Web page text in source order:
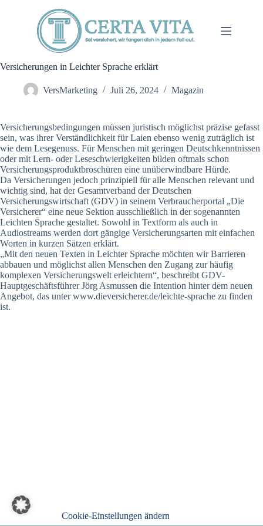
Versicherungen in Leichter Sprache erklärt
VersMarketing Juli 26, 2024 Magazin
Versicherungsbedingungen müssen juristisch möglichst präzise gefasst
sein, was ihrer Verständlichkeit für Laien ebenso wenig zuträglich ist
wie dem Lesegenuss. Für Menschen mit geringen Deutschkenntnissen
oder mit Lern- oder Leseschwierigkeiten bilden oftmals schon
Versicherungsproduktbroschüren eine unüberwindbare Hürde.
Da Versicherungen jedoch prinzipiell für alle Menschen relevant und
wichtig sind, hat der Gesamtverband der Deutschen
Versicherungswirtschaft (GDV) in seinem Verbraucherportal „Die
Versicherer“ eine neue Sektion ausschließlich in der sogenannten
Leichten Sprache gestaltet. Sowohl in Textform als auch in
Audiostreams werden dort gängige Versicherungsarten mit einfachen
Worten in kurzen Sätzen erklärt.
„Mit den neuen Texten in Leichter Sprache möchten wir Barrieren
abbauen und möglichst allen Menschen den Zugang zur häufig
komplexen Versicherungswelt erleichtern“, beschreibt GDV-
Hauptgeschäftsführer Jörg Asmussen die Intention hinter dem neuen
Angebot, das unter www.dieversicherer.de/leichte-sprache zu finden
ist.
Cookie-Einstellungen ändern